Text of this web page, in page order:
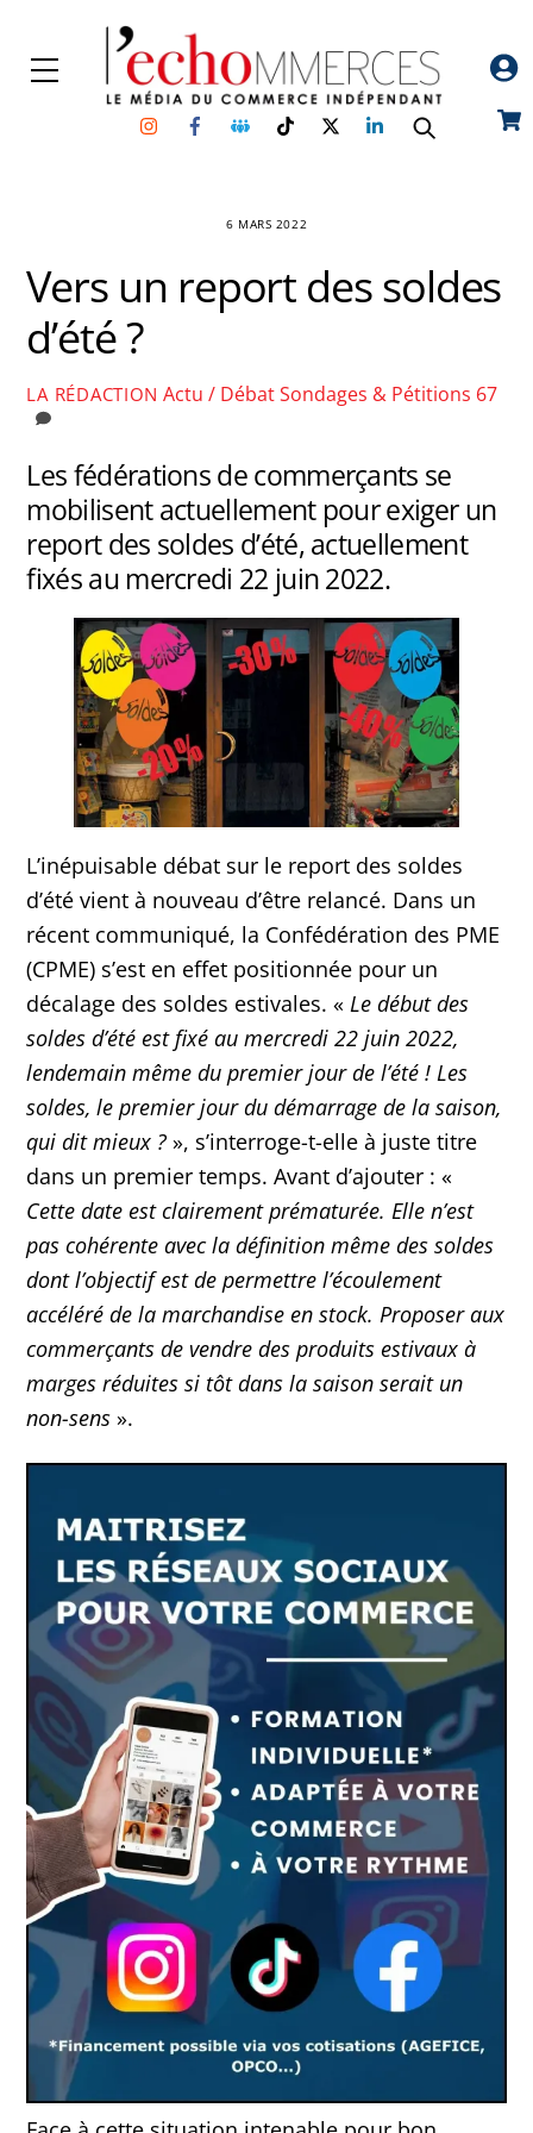
content
Menu
InstagramFacebookGroupe
Facebook
TikTokTwitterLinkedin
6 MARS 2022
Vers un report des soldes
d’été ?
LA RÉDACTION Actu / DébatSondages & Pétitions 67
Les fédérations de commerçants se
mobilisent actuellement pour exiger un
report des soldes d’été, actuellement
fixés au mercredi 22 juin 2022.
L’inépuisable débat sur le report des soldes
d’été vient à nouveau d’être relancé. Dans un
récent communiqué, la Confédération des PME
(CPME) s’est en effet positionnée pour un
décalage des soldes estivales. «Le début des
soldes d’été est fixé au mercredi 22 juin 2022,
lendemain même du premier jour de l’été ! Les
soldes, le premier jour du démarrage de la saison,
qui dit mieux ? », s’interroge-t-elle à juste titre
dans un premier temps. Avant d’ajouter : «
Cette date est clairement prématurée. Elle n’est
pas cohérente avec la définition même des soldes
dont l’objectif est de permettre l’écoulement
accéléré de la marchandise en stock. Proposer aux
commerçants de vendre des produits estivaux à
marges réduites si tôt dans la saison serait un
non-sens ».